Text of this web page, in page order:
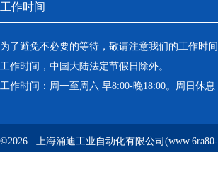
工作时间
为了避免不必要的等待，敬请注意我们的工作时
工作时间，中国大陆法定节假日除外。
工作时间：周一至周六 早8:00-晚18:00。周日休息
©2026 上海涌迪工业自动化有限公司